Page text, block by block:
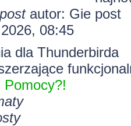
autor: Gie
08:45
dla Thunderbirda
Pomocy?!